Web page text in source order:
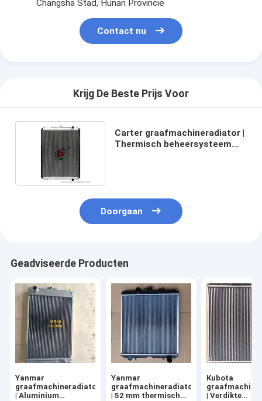
Changsha Stad, Hunan Provincie
Contact nu
Krijg De Beste Prijs Voor
Carter graafmachineradiator |
Thermisch beheersysteem
Doorgaan
Geadviseerde Producten
Yanmar
graafmachineradiator
| Aluminium
Yanmar
graafmachineradiator
| 52 mm thermisch
Kubota
| Verdikte